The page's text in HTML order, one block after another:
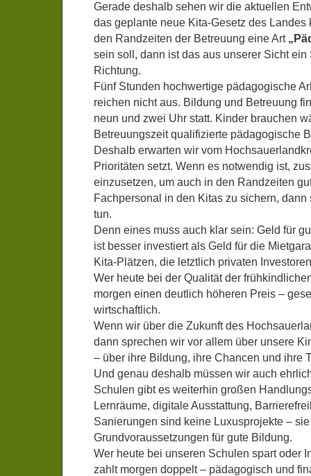
Gerade deshalb sehen wir die aktuellen
das geplante neue Kita-Gesetz des Landes
den Randzeiten der Betreuung eine Art
sein soll, dann ist das aus unserer Sicht ein
Richtung.
Fünf Stunden hochwertige pädagogische
reichen nicht aus. Bildung und Betreuung
neun und zwei Uhr statt. Kinder brauchen
Betreuungszeit qualifizierte pädagogische
Deshalb erwarten wir vom
Prioritäten setzt. Wenn es notwendig ist,
einzusetzen, um auch in den Randzeiten
Fachpersonal in den Kitas zu sichern,
tun.
Denn eines muss auch klar sein: Geld für
ist besser investiert als Geld für die
Kita-Plätzen, die letztlich privaten
Wer heute bei der Qualität der
morgen einen deutlich höheren Preis –
wirtschaftlich.
Wenn wir über die Zukunft des
dann sprechen wir vor allem über unsere
– über ihre Bildung, ihre Chancen und ihre
Und genau deshalb müssen wir auch
Schulen gibt es weiterhin großen
Lernräume, digitale Ausstattung,
Sanierungen sind keine Luxusprojekte –
Grundvoraussetzungen für gute Bildung.
Wer heute bei unseren Schulen spart oder
zahlt morgen doppelt – pädagogisch und